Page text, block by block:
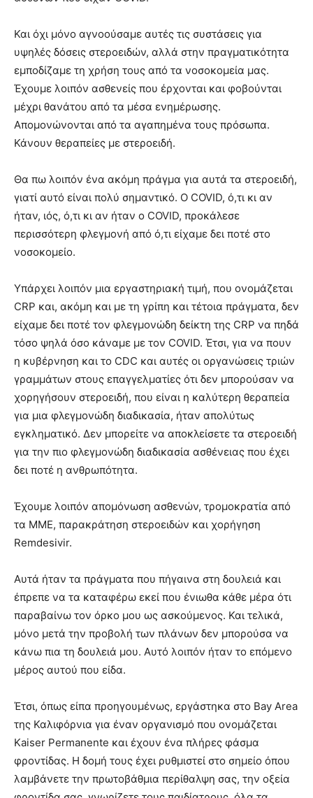
Και όχι μόνο αγνοούσαμε αυτές τις συστάσεις για
υψηλές δόσεις στεροειδών, αλλά στην πραγματικότητα
εμποδίζαμε τη χρήση τους από τα νοσοκομεία μας.
Έχουμε λοιπόν ασθενείς που έρχονται και φοβούνται
μέχρι θανάτου από τα μέσα ενημέρωσης.
Απομονώνονται από τα αγαπημένα τους πρόσωπα.
Κάνουν θεραπείες με στεροειδή.
Θα πω λοιπόν ένα ακόμη πράγμα για αυτά τα στεροειδή,
γιατί αυτό είναι πολύ σημαντικό. Ο COVID, ό,τι κι αν
ήταν, ιός, ό,τι κι αν ήταν ο COVID, προκάλεσε
περισσότερη φλεγμονή από ό,τι είχαμε δει ποτέ στο
νοσοκομείο.
Υπάρχει λοιπόν μια εργαστηριακή τιμή, που ονομάζεται
CRP και, ακόμη και με τη γρίπη και τέτοια πράγματα, δεν
είχαμε δει ποτέ τον φλεγμονώδη δείκτη της CRP να πηδά
τόσο ψηλά όσο κάναμε με τον COVID. Έτσι, για να πουν
η κυβέρνηση και το CDC και αυτές οι οργανώσεις τριών
γραμμάτων στους επαγγελματίες ότι δεν μπορούσαν να
χορηγήσουν στεροειδή, που είναι η καλύτερη θεραπεία
για μια φλεγμονώδη διαδικασία, ήταν απολύτως
εγκληματικό. Δεν μπορείτε να αποκλείσετε τα στεροειδή
για την πιο φλεγμονώδη διαδικασία ασθένειας που έχει
δει ποτέ η ανθρωπότητα.
Έχουμε λοιπόν απομόνωση ασθενών, τρομοκρατία από
τα ΜΜΕ, παρακράτηση στεροειδών και χορήγηση
Remdesivir.
Αυτά ήταν τα πράγματα που πήγαινα στη δουλειά και
έπρεπε να τα καταφέρω εκεί που ένιωθα κάθε μέρα ότι
παραβαίνω τον όρκο μου ως ασκούμενος. Και τελικά,
μόνο μετά την προβολή των πλάνων δεν μπορούσα να
κάνω πια τη δουλειά μου. Αυτό λοιπόν ήταν το επόμενο
μέρος αυτού που είδα.
Έτσι, όπως είπα προηγουμένως, εργάστηκα στο Bay Area
της Καλιφόρνια για έναν οργανισμό που ονομάζεται
Kaiser Permanente και έχουν ένα πλήρες φάσμα
φροντίδας. Η δομή τους έχει ρυθμιστεί στο σημείο όπου
λαμβάνετε την πρωτοβάθμια περίθαλψη σας, την οξεία